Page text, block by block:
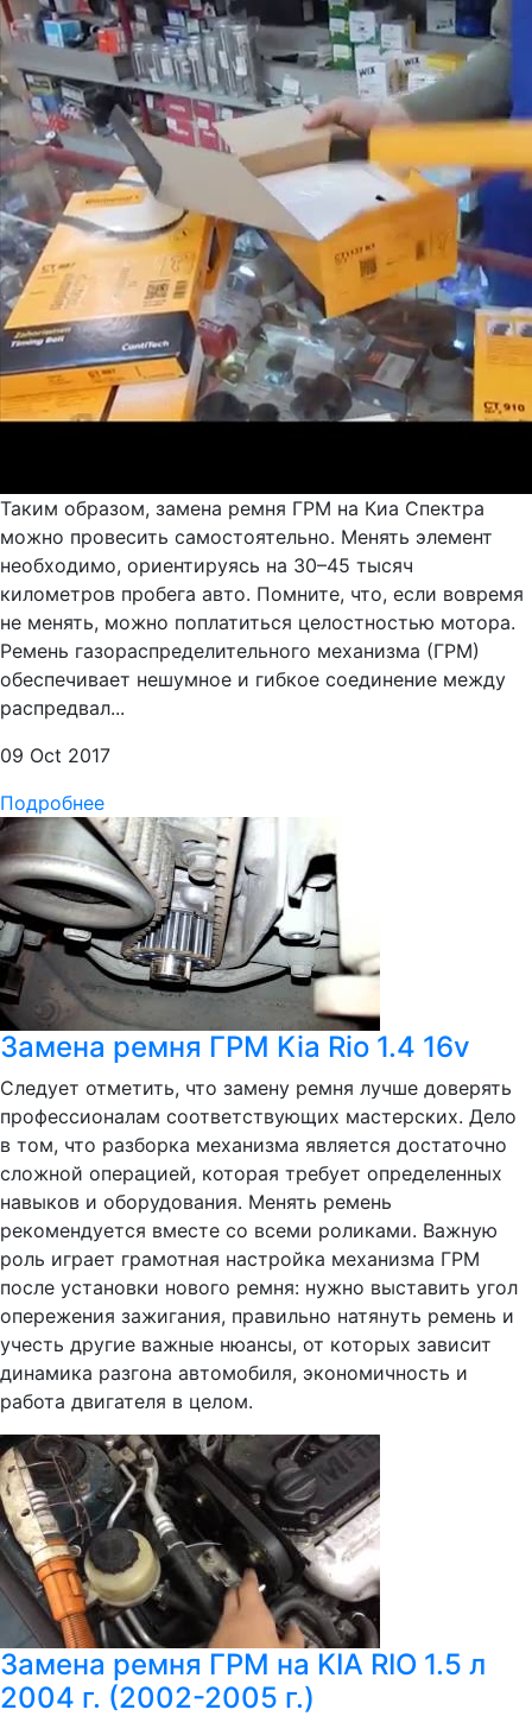
Таким образом, замена ремня ГРМ на Киа Спектра
можно провесить самостоятельно. Менять элемент
необходимо, ориентируясь на 30–45 тысяч
километров пробега авто. Помните, что, если вовремя
не менять, можно поплатиться целостностью мотора.
Ремень газораспределительного механизма (ГРМ)
обеспечивает нешумное и гибкое соединение между
распредвал...
09 Oct 2017
Подробнее
Замена ремня ГРМ Kia Rio 1.4 16v
Следует отметить, что замену ремня лучше доверять
профессионалам соответствующих мастерских. Дело
в том, что разборка механизма является достаточно
сложной операцией, которая требует определенных
навыков и оборудования. Менять ремень
рекомендуется вместе со всеми роликами. Важную
роль играет грамотная настройка механизма ГРМ
после установки нового ремня: нужно выставить угол
опережения зажигания, правильно натянуть ремень и
учесть другие важные нюансы, от которых зависит
динамика разгона автомобиля, экономичность и
работа двигателя в целом.
Замена ремня ГРМ на KIA RIO 1.5 л
2004 г. (2002-2005 г.)